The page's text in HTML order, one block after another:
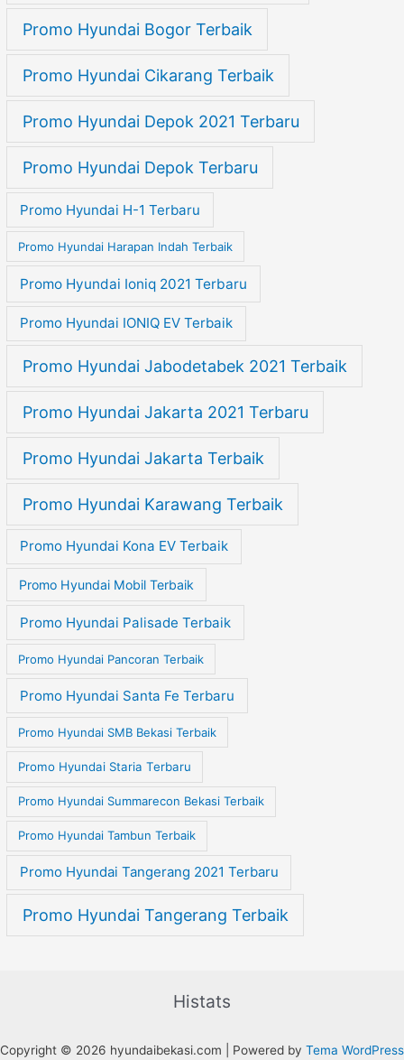
Promo Hyundai Bogor Terbaik
Promo Hyundai Cikarang Terbaik
Promo Hyundai Depok 2021 Terbaru
Promo Hyundai Depok Terbaru
Promo Hyundai H-1 Terbaru
Promo Hyundai Harapan Indah Terbaik
Promo Hyundai Ioniq 2021 Terbaru
Promo Hyundai IONIQ EV Terbaik
Promo Hyundai Jabodetabek 2021 Terbaik
Promo Hyundai Jakarta 2021 Terbaru
Promo Hyundai Jakarta Terbaik
Promo Hyundai Karawang Terbaik
Promo Hyundai Kona EV Terbaik
Promo Hyundai Mobil Terbaik
Promo Hyundai Palisade Terbaik
Promo Hyundai Pancoran Terbaik
Promo Hyundai Santa Fe Terbaru
Promo Hyundai SMB Bekasi Terbaik
Promo Hyundai Staria Terbaru
Promo Hyundai Summarecon Bekasi Terbaik
Promo Hyundai Tambun Terbaik
Promo Hyundai Tangerang 2021 Terbaru
Promo Hyundai Tangerang Terbaik
Histats
Copyright © 2026 hyundaibekasi.com | Powered by Tema WordPress